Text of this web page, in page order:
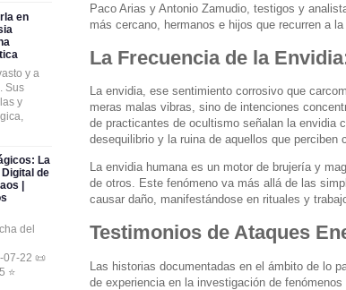
Paco Arias y Antonio Zamudio, testigos y
más cercano, hermanos e hijos que recurren a
La Frecuencia de la
La envidia, ese sentimiento corrosivo que
meras malas vibras, sino de intenciones
de practicantes de ocultismo señalan la envidia
desequilibrio y la ruina de aquellos que perciben
La envidia humana es un motor de brujería y
de otros. Este fenómeno va más allá de las
causar daño, manifestándose en rituales y
Testimonios de Ataques
Las historias documentadas en el ámbito de lo
de experiencia en la investigación de
en
y a
Sus
y
La
de
|
del
07-22 📜
⭐